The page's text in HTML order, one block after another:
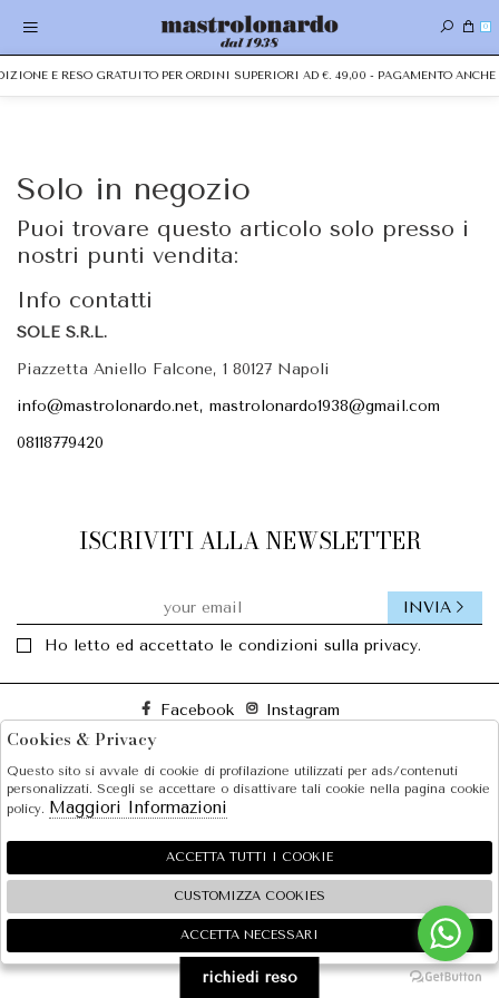
0
E RESO GRATUITO PER ORDINI SUPERIORI AD €. 49,00 - PAGAMENTO ANCHE
Solo in negozio
Puoi trovare questo articolo solo presso i
nostri punti vendita:
Info contatti
SOLE S.R.L.
Piazzetta Aniello Falcone, 1 80127 Napoli
info@mastrolonardo.net, mastrolonardo1938@gmail.com
08118779420
ISCRIVITI ALLA NEWSLETTER
Ho letto ed accettato le condizioni sulla privacy.
INVIA
Facebook Instagram
SOLE S.R.L.
SHOPPING
EXTRA
2026 SOLE S.R.L. - P.iva : 07456781215 Powered byAteliersocietàgruppo Zucchetti
🍪
richiedi reso
Cookies & Privacy
Questo sito si avvale di cookie di profilazione utilizzati per ads/contenuti
personalizzati. Scegli se accettare o disattivare tali cookie nella pagina cookie
policy. Maggiori Informazioni
ACCETTA TUTTI I COOKIE
CUSTOMIZZA COOKIES
ACCETTA NECESSARI